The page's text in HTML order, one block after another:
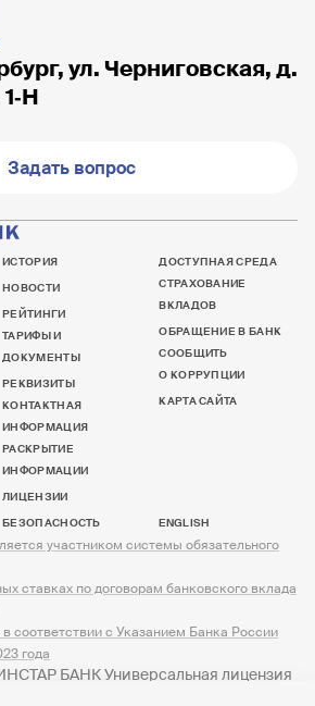
ул. Черниговская, д.
Задать вопрос
ИСТОРИЯ
НОВОСТИ
РЕЙТИНГИ
ТАРИФЫ И
ДОКУМЕНТЫ
РЕКВИЗИТЫ
КОНТАКТНАЯ
ИНФОРМАЦИЯ
РАСКРЫТИЕ
ИНФОРМАЦИИ
ЛИЦЕНЗИИ
БЕЗОПАСНОСТЬ
ДОСТУПНАЯ СРЕДА
СТРАХОВАНИЕ
ВКЛАДОВ
ОБРАЩЕНИЕ В БАНК
СООБЩИТЬ
О КОРРУПЦИИ
КАРТА САЙТА
ENGLISH
БАНК Универсальная лицензия
участником системы обязательного
ставках по договорам банковского вклада
соответствии с Указанием Банка России
года